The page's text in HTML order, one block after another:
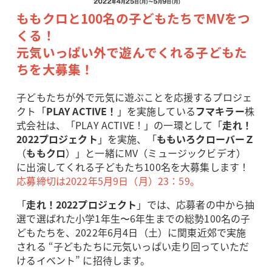
ももクロと100名の子どもたちでMVをつ
くる！
元気いっぱい外で遊んでくれる子どもた
ちを大募集！
子どもたちが外で元気に遊ぶことを応援するプロジェ
クト「PLAY ACTIVE！ 」を実施しているフマキラー株
式会社は、「PLAY ACTIVE！」の一環として「走れ！
2022プロジェクト 」を実施、「ももいろクローバーＺ
（ももクロ）」と一緒にMV（ミュージックビデオ）
に出演してくれる子どもたち100名を大募集します！
応募締切は2022年5月9日（月）23：59。
「走れ！2022プロジェクト 」では、応募者の中から抽
選で選ばれた小学1年生〜6年生までの総勢100名の子
どもたちを、2022年6月4日（土）に関東近郊で実施
される “子どもたちに元気いっぱい走り回っていただ
けるイベント” に招待します。